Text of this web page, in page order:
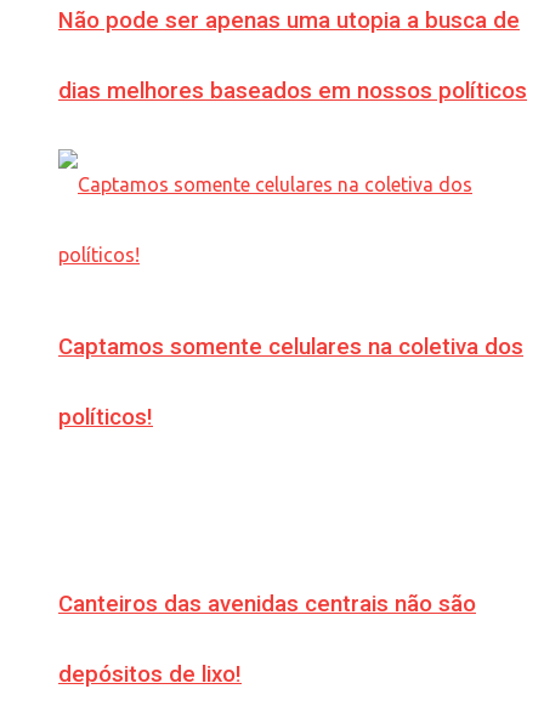
Não pode ser apenas uma utopia a busca de
dias melhores baseados em nossos políticos
Captamos somente celulares na coletiva dos
políticos!
Canteiros das avenidas centrais não são
depósitos de lixo!